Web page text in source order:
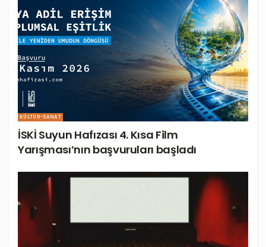
KÜLTÜR-SANAT
İSKİ Suyun Hafızası 4. Kısa Film
Yarışması’nın başvuruları başladı